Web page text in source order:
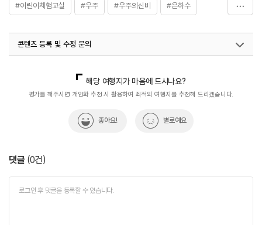
#어린이체험교실 #우주 #우주의신비 #은하수
콘텐츠 등록 및 수정 문의
해당 여행지가 마음에 드시나요?
평가를 해주시면 개인화 추천 시 활용하여 최적의 여행지를 추천해 드리겠습니다.
좋아요! 별로예요
댓글 (0건)